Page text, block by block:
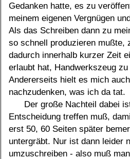
Gedanken hatte, es zu
meinem eigenen Vergnügen
Als das Schreiben dann zu
so schnell produzieren mußte,
dadurch innerhalb kurzer Zeit
erlaubt hat, Handwerkszeug
Andererseits hielt es mich
nachzudenken, was ich da tat.
Der große Nachteil dabei
Entscheidung treffen muß,
erst 50, 60 Seiten später
untergräbt. Nur ist dann leider
umzuschreiben - also muß